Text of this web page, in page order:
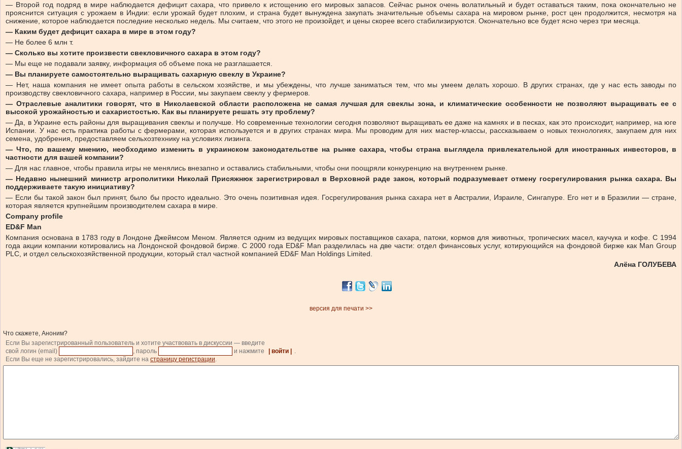
— Второй год подряд в мире наблюдается дефицит сахара, что привело к истощению его мировых запасов. Сейчас рынок очень волатильный и будет оставаться таким, пока окончательно не
прояснится ситуация с урожаем в Индии: если урожай будет плохим, и страна будет вынуждена закупать значительные объемы сахара на мировом рынке, рост цен продолжится, несмотря на
снижение, которое наблюдается последние несколько недель. Мы считаем, что этого не произойдет, и цены скорее всего стабилизируются. Окончательно все будет ясно через три месяца.
— Каким будет дефицит сахара в мире в этом году?
— Не более 6 млн т.
— Сколько вы хотите произвести свекловичного сахара в этом году?
— Мы еще не подавали заявку, информация об объеме пока не разглашается.
— Вы планируете самостоятельно выращивать сахарную свеклу в Украине?
— Нет, наша компания не имеет опыта работы в сельском хозяйстве, и мы убеждены, что лучше заниматься тем, что мы умеем делать хорошо. В других странах, где у нас есть заводы по
производству свекловичного сахара, например в России, мы закупаем свеклу у фермеров.
— Отраслевые аналитики говорят, что в Николаевской области расположена не самая лучшая для свеклы зона, и климатические особенности не позволяют выращивать ее с
высокой урожайностью и сахаристостью. Как вы планируете решать эту проблему?
— Да, в Украине есть районы для выращивания свеклы и получше. Но современные технологии сегодня позволяют выращивать ее даже на камнях и в песках, как это происходит, например, на юге
Испании. У нас есть практика работы с фермерами, которая используется и в других странах мира. Мы проводим для них мастер-классы, рассказываем о новых технологиях, закупаем для них
семена, удобрения, предоставляем сельхозтехнику на условиях лизинга.
— Что, по вашему мнению, необходимо изменить в украинском законодательстве на рынке сахара, чтобы страна выглядела привлекательной для иностранных инвесторов, в
частности для вашей компании?
— Для нас главное, чтобы правила игры не менялись внезапно и оставались стабильными, чтобы они поощряли конкуренцию на внутреннем рынке.
— Недавно нынешний министр агрополитики Николай Присяжнюк зарегистрировал в Верховной раде закон, который подразумевает отмену госрегулирования рынка сахара. Вы
поддерживаете такую инициативу?
— Если бы такой закон был принят, было бы просто идеально. Это очень позитивная идея. Госрегулирования рынка сахара нет в Австралии, Израиле, Сингапуре. Его нет и в Бразилии — стране,
которая является крупнейшим производителем сахара в мире.
Company profile
ED&F Man
Компания основана в 1783 году в Лондоне Джеймсом Меном. Является одним из ведущих мировых поставщиков сахара, патоки, кормов для животных, тропических масел, каучука и кофе. С 1994
года акции компании котировались на Лондонской фондовой бирже. C 2000 года ED&F Man разделилась на две части: отдел финансовых услуг, котирующийся на фондовой бирже как Man Group
PLC, и отдел сельскохозяйственной продукции, который стал частной компанией ED&F Man Holdings Limited.
Алёна ГОЛУБЕВА
версия для печати >>
Что скажете, Аноним?
Если Вы зарегистрированный пользователь и хотите участвовать в дискуссии — введите
свой логин (email)
, пароль и нажмите | войти |
.
Если Вы еще не зарегистрировались, зайдите на страницу регистрации.